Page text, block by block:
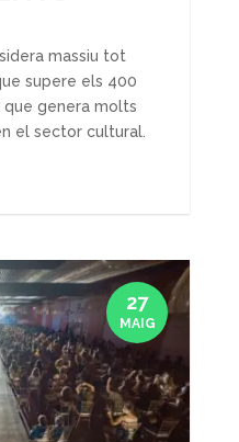
massiu tot
supere els 400
que genera molts
el sector cultural.
27
MAIG